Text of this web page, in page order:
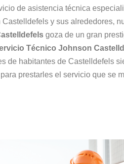
de asistencia técnica
Castelldefels y sus alrededores,
goza de un gran
Técnico Johnson
de habitantes de Castelldefels
prestarles el servicio que se